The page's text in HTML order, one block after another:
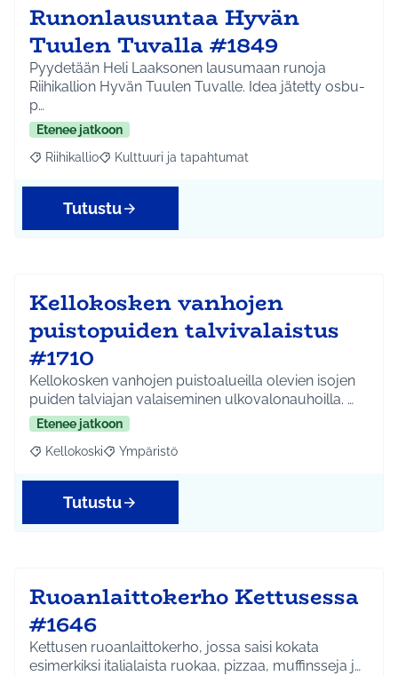
Runonlausuntaa Hyvän
Tuulen Tuvalla #1849
Pyydetään Heli Laaksonen lausumaan runoja
Riihikallion Hyvän Tuulen Tuvalle. Idea jätetty osbu-
p…
Etenee jatkoon
Rajaa tulokset aihepiirin mukaan: Riihikallio
Riihikallio Rajaa tulokset teeman mukaan: Kulttuuri ja
Kulttuuri ja tapahtumat
Tutustu
Kellokosken vanhojen
puistopuiden talvivalaistus
#1710
Kellokosken vanhojen puistoalueilla olevien isojen
puiden talviajan valaiseminen ulkovalonauhoilla. …
Etenee jatkoon
Rajaa tulokset aihepiirin mukaan: Kellokoski
Kellokoski Rajaa tulokset teeman mukaan: Ympäristö
Ympäristö
Tutustu
Ruoanlaittokerho Kettusessa
#1646
Kettusen ruoanlaittokerho, jossa saisi kokata
esimerkiksi italialaista ruokaa, pizzaa, muffinsseja j…